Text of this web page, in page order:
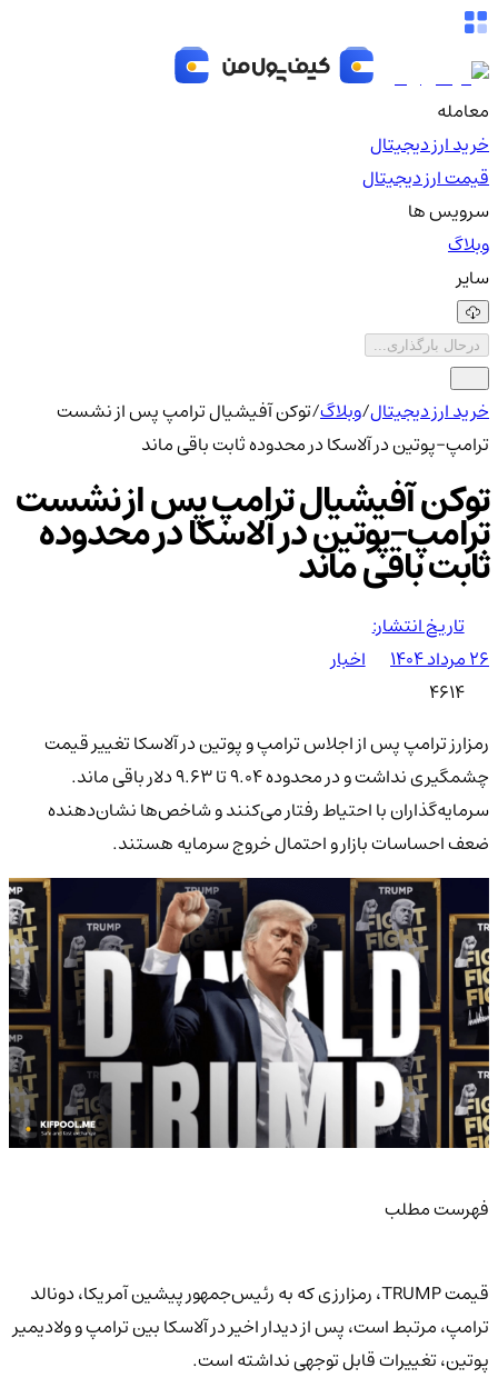
معامله
خرید ارز دیجیتال
قیمت ارز دیجیتال
سرویس ها
وبلاگ
سایر
درحال بارگذاری...
خرید ارز دیجیتال/وبلاگ/توکن آفیشیال ترامپ پس از نشست
ترامپ–پوتین در آلاسکا در محدوده ثابت باقی ماند
توکن آفیشیال ترامپ پس از نشست
ترامپ–پوتین در آلاسکا در محدوده
ثابت باقی ماند
تاریخ انتشار:
۲۶ مرداد ۱۴۰۴
اخبار
4614
رمزارز ترامپ پس از اجلاس ترامپ و پوتین در آلاسکا تغییر قیمت
چشمگیری نداشت و در محدوده ۹.۰۴ تا ۹.۶۳ دلار باقی ماند.
سرمایه‌گذاران با احتیاط رفتار می‌کنند و شاخص‌ها نشان‌دهنده
ضعف احساسات بازار و احتمال خروج سرمایه هستند.
فهرست مطلب
قیمت TRUMP، رمزارزی که به رئیس‌جمهور پیشین آمریکا، دونالد
ترامپ، مرتبط است، پس از دیدار اخیر در آلاسکا بین ترامپ و ولادیمیر
پوتین، تغییرات قابل توجهی نداشته است.